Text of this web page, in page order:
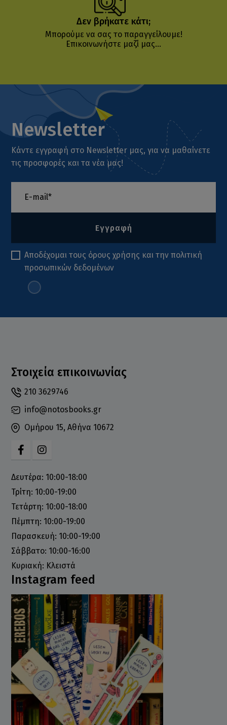
Δεν βρήκατε κάτι;
Μπορούμε να σας το παραγγείλουμε!
Επικοινωνήστε μαζί μας...
Newsletter
Κάντε εγγραφή στο Newsletter μας, για να μαθαίνετε
τις προσφορές και τα νέα μας!
Εγγραφή
Αποδέχομαι τους όρους χρήσης και τηνπολιτική
προσωπικών δεδομένων
Στοιχεία επικοινωνίας
210 3629746
info@notosbooks.gr
Ομήρου 15, Αθήνα 10672
Δευτέρα: 10:00-18:00
Τρίτη: 10:00-19:00
Τετάρτη: 10:00-18:00
Πέμπτη: 10:00-19:00
Παρασκευή: 10:00-19:00
Σάββατο: 10:00-16:00
Κυριακή: Κλειστά
Instagram feed